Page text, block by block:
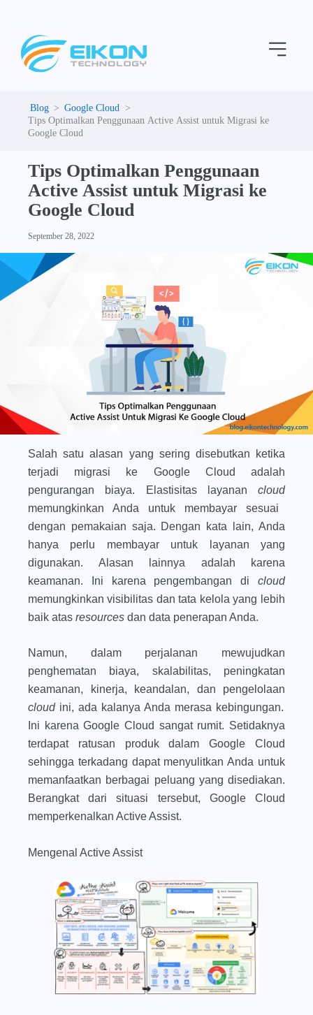
content
Menu
Google Cloud
Tips Optimalkan Penggunaan Active Assist untuk Migrasi ke
Google Cloud
Tips Optimalkan Penggunaan
Active Assist untuk Migrasi ke
Google Cloud
September 28, 2022
Salah satu alasan yang sering disebutkan ketika
terjadi migrasi ke Google Cloud adalah
pengurangan biaya. Elastisitas layanan cloud
memungkinkan Anda untuk membayar sesuai
dengan pemakaian saja. Dengan kata lain, Anda
hanya perlu membayar untuk layanan yang
digunakan. Alasan lainnya adalah karena
keamanan. Ini karena pengembangan di cloud
memungkinkan visibilitas dan tata kelola yang lebih
baik atas resources dan data penerapan Anda.
Namun, dalam perjalanan mewujudkan
penghematan biaya, skalabilitas, peningkatan
keamanan, kinerja, keandalan, dan pengelolaan
cloudini, ada kalanya Anda merasa kebingungan.
Ini karena Google Cloud sangat rumit. Setidaknya
terdapat ratusan produk dalam Google Cloud
sehingga terkadang dapat menyulitkan Anda untuk
memanfaatkan berbagai peluang yang disediakan.
Berangkat dari situasi tersebut, Google Cloud
memperkenalkan Active Assist.
Mengenal Active Assist
e
g
i
e
s